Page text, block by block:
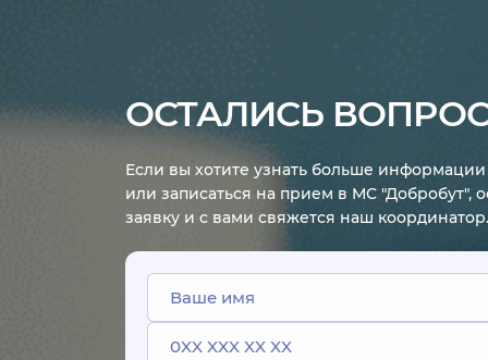
ОСТАЛИСЬ
Если вы хотите узнать больше информации
или записаться на прием в МС "Добробут",
заявку и с вами свяжется наш координатор.